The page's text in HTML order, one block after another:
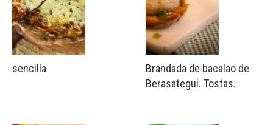
sencilla
Brandada de bacalao de
Berasategui. Tostas.